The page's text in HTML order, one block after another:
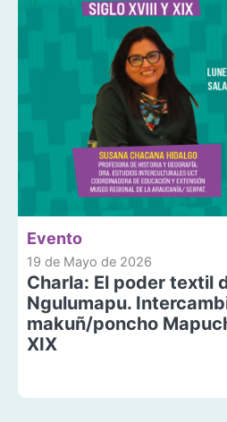
Evento
19 de Mayo de 2026
Charla: El poder textil
Ngulumapu.
makuñ/poncho
XIX